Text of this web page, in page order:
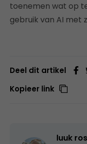
toenemen wat op
gebruik van AI met
Deel dit artikel
Kopieer link
luuk ros